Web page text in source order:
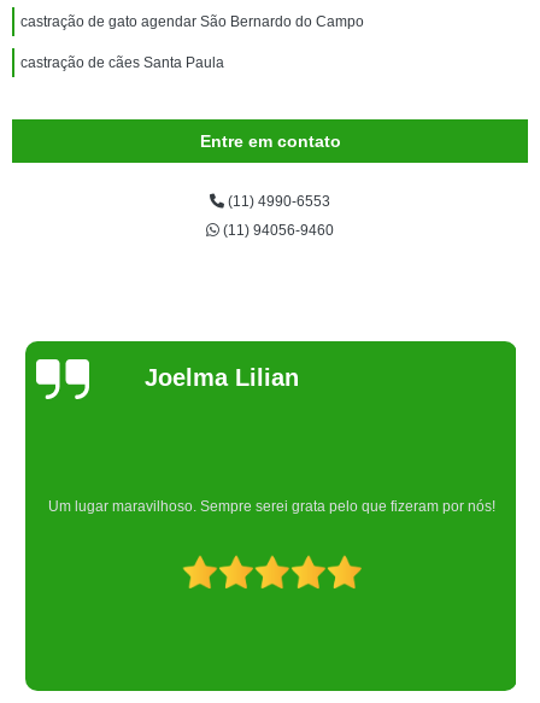
castração de gato agendar São Bernardo do Campo
castração de cães Santa Paula
Entre em contato
(11) 4990-6553
(11) 94056-9460
Joelma Lilian
Um lugar maravilhoso. Sempre serei grata pelo que fizeram por nós!